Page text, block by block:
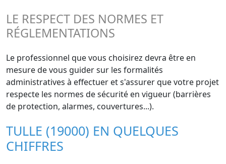
LE RESPECT DES NORMES ET
RÉGLEMENTATIONS
Le professionnel que vous choisirez devra être en
mesure de vous guider sur les formalités
administratives à effectuer et s'assurer que votre projet
respecte les normes de sécurité en vigueur (barrières
de protection, alarmes, couvertures...).
TULLE (19000) EN QUELQUES
CHIFFRES